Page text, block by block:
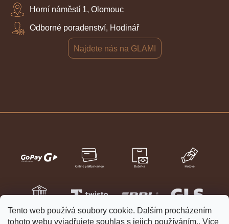
Tento web používá soubory cookie. Dalším procházením
tohoto webu vyjadřujete souhlas s jejich používáním.. Více
Horní náměstí 1, Olomouc
Odborné poradenství, Hodinář
Najdete nás na GLAMI